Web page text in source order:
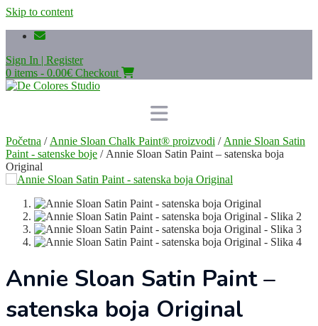
Skip to content
Sign In | Register
0 items - 0.00€ Checkout
Početna / Annie Sloan Chalk Paint® proizvodi / Annie Sloan Satin
Paint - satenske boje / Annie Sloan Satin Paint – satenska boja
Original
Annie Sloan Satin Paint –
satenska boja Original